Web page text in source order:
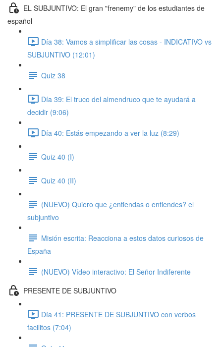
EL SUBJUNTIVO: El gran "frenemy" de los estudiantes de
español
Día 38: Vamos a simplificar las cosas - INDICATIVO vs
SUBJUNTIVO (12:01)
Quiz 38
Día 39: El truco del almendruco que te ayudará a
decidir (9:06)
Día 40: Estás empezando a ver la luz (8:29)
Quiz 40 (I)
Quiz 40 (II)
(NUEVO) Quiero que ¿entiendas o entiendes? el
subjuntivo
Misión escrita: Reacciona a estos datos curiosos de
España
(NUEVO) Vídeo interactivo: El Señor Indiferente
PRESENTE DE SUBJUNTIVO
Día 41: PRESENTE DE SUBJUNTIVO con verbos
facilitos (7:04)